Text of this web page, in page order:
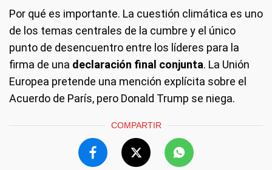
Por qué es importante. La cuestión climática es uno
de los temas centrales de la cumbre y el único
punto de desencuentro entre los líderes para la
firma de una declaración final conjunta. La Unión
Europea pretende una mención explícita sobre el
Acuerdo de París, pero Donald Trump se niega.
COMPARTIR